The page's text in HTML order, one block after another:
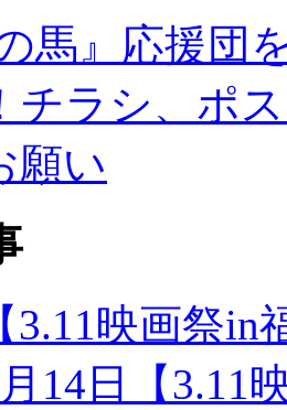
3.11映画祭in
14日【3.11